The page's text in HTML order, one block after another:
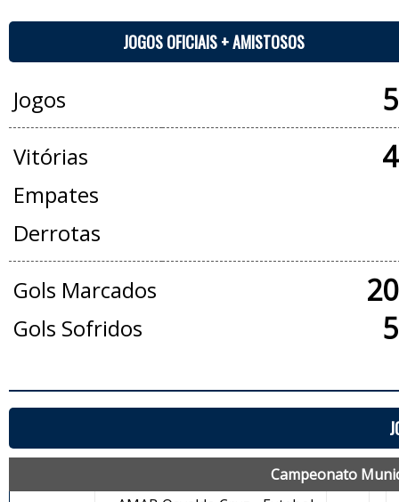
JOGOS OFICIAIS + AMISTOSOS
Jogos
Vitórias
Empates
Derrotas
Gols Marcados
Gols Sofridos
Campeonato